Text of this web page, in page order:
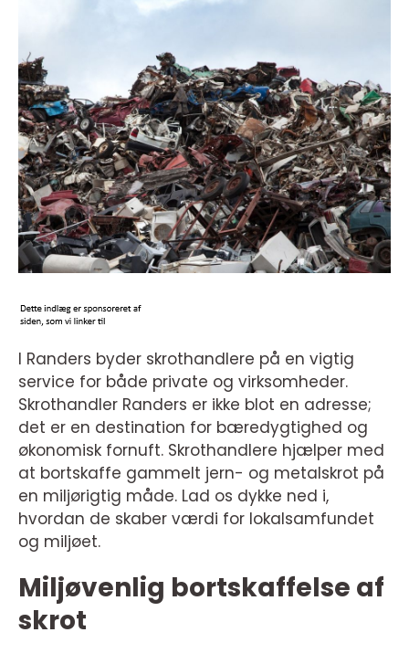
I Randers byder skrothandlere på en vigtig
service for både private og virksomheder.
Skrothandler Randers er ikke blot en adresse;
det er en destination for bæredygtighed og
økonomisk fornuft. Skrothandlere hjælper med
at bortskaffe gammelt jern- og metalskrot på
en miljørigtig måde. Lad os dykke ned i,
hvordan de skaber værdi for lokalsamfundet
og miljøet.
Miljøvenlig bortskaffelse af
skrot